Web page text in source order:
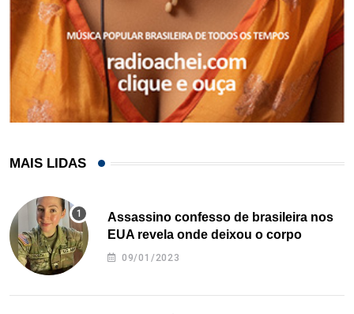
MAIS LIDAS
Assassino confesso de brasileira nos
EUA revela onde deixou o corpo
09/01/2023